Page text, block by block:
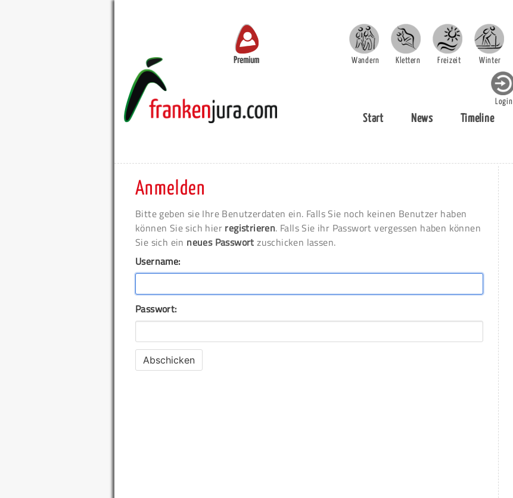
Premium Wandern Klettern Freizeit Winter
Login
Start News Timeline
Anmelden
Bitte geben sie Ihre Benutzerdaten ein. Falls Sie noch keinen Benutzer haben
können Sie sich hier registrieren. Falls Sie ihr Passwort vergessen haben können
Sie sich ein neues Passwort zuschicken lassen.
Username:
Passwort: